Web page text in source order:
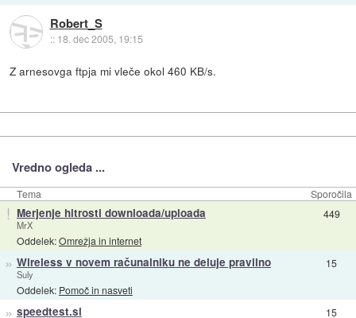
Robert_S
:: 18. dec 2005, 19:15
Z arnesovga ftpja mi vleče okol 460 KB/s.
Vredno ogleda ...
Tema Sporočila
! Merjenje hitrosti downloada/uploada
MrX
Oddelek:Omrežja in internet
449
» Wireless v novem računalniku ne deluje pravilno
Suly
Oddelek: Pomoč in nasveti
15
» speedtest.si 15